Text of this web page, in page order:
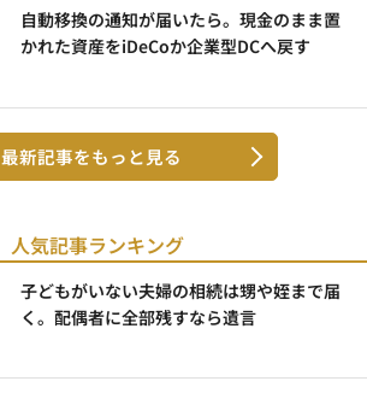
自動移換の通知が届いたら。現金のまま置
かれた資産をiDeCoか企業型DCへ戻す
最新記事をもっと見る
人気記事ランキング
子どもがいない夫婦の相続は甥や姪まで届
く。配偶者に全部残すなら遺言